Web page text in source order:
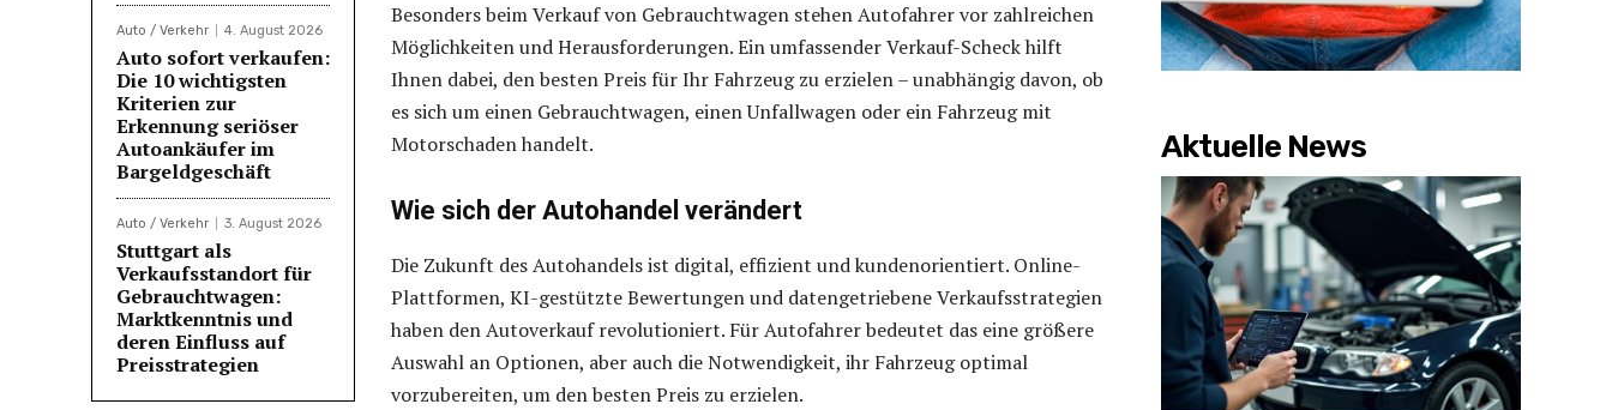
Auto / Verkehr 4. August 2026
Auto sofort verkaufen:
Die 10 wichtigsten
Kriterien zur
Erkennung seriöser
Autoankäufer im
Bargeldgeschäft
Auto / Verkehr 3. August 2026
Stuttgart als
Verkaufsstandort für
Gebrauchtwagen:
Marktkenntnis und
deren Einfluss auf
Preisstrategien
Besonders beim Verkauf von Gebrauchtwagen stehen Autofahrer vor zahlreichen
Möglichkeiten und Herausforderungen. Ein umfassender Verkauf-Scheck hilft
Ihnen dabei, den besten Preis für Ihr Fahrzeug zu erzielen – unabhängig davon, ob
es sich um einen Gebrauchtwagen, einen Unfallwagen oder ein Fahrzeug mit
Motorschaden handelt.
Wie sich der Autohandel verändert
Die Zukunft des Autohandels ist digital, effizient und kundenorientiert. Online-
Plattformen, KI-gestützte Bewertungen und datengetriebene Verkaufsstrategien
haben den Autoverkauf revolutioniert. Für Autofahrer bedeutet das eine größere
Auswahl an Optionen, aber auch die Notwendigkeit, ihr Fahrzeug optimal
vorzubereiten, um den besten Preis zu erzielen.
Aktuelle News